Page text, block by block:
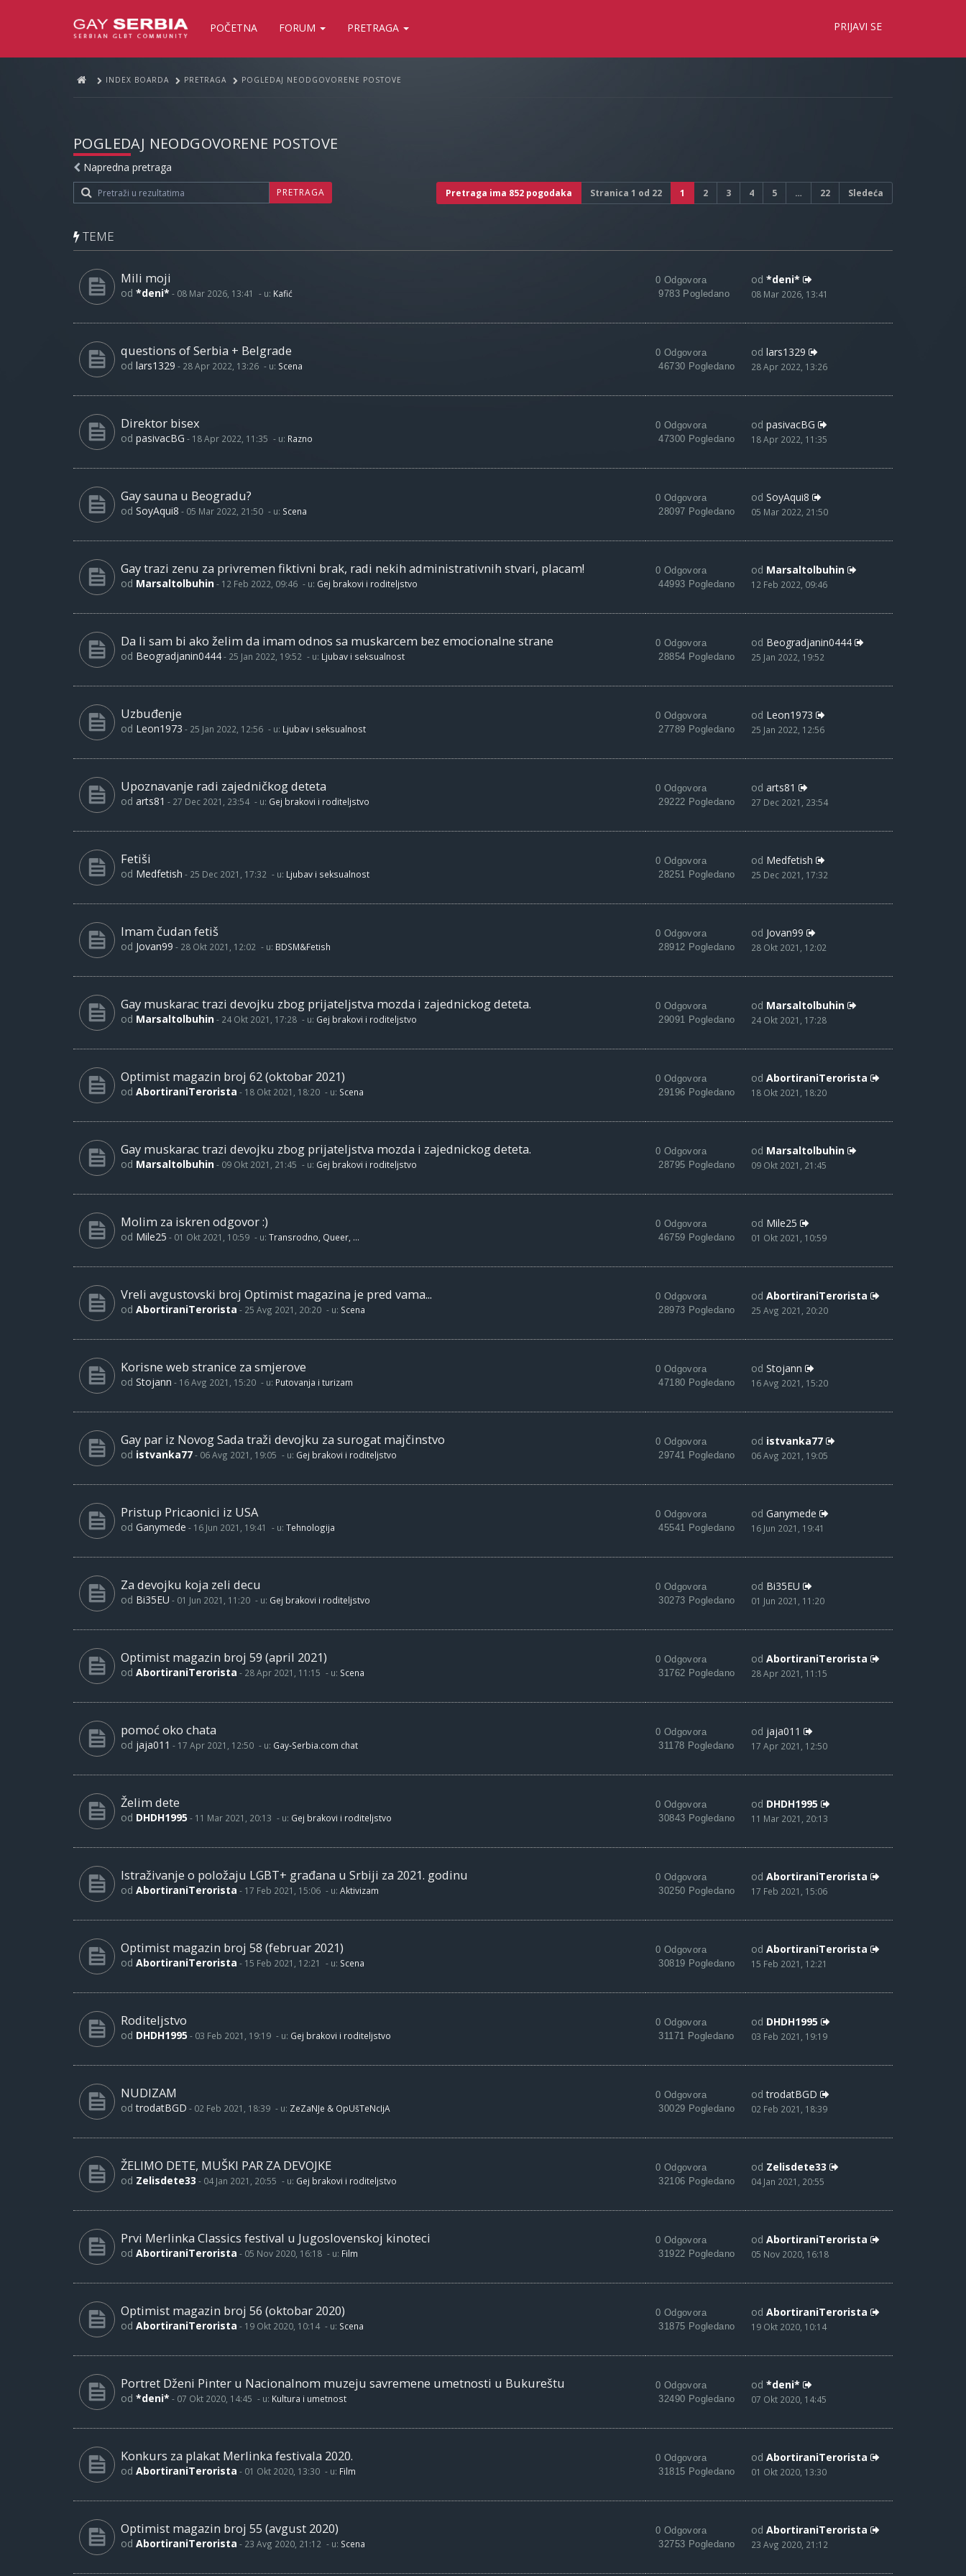
POČETNA FORUM PRETRAGA PRIJAVI SE
INDEX BOARDA PRETRAGA POGLEDAJ NEODGOVORENE POSTOVE
POGLEDAJ NEODGOVORENE POSTOVE
Napredna pretraga
PRETRAGA Pretraga ima 852 pogodaka Stranica 1 od 22 1 2 3 4 5 … 22 Sledeća
TEME
Mili moji
od *deni* - 08 Mar 2026, 13:41 - u: Kafić
0 Odgovora
9783 Pogledano
od *deni*
08 Mar 2026, 13:41
questions of Serbia + Belgrade
od lars1329 - 28 Apr 2022, 13:26 - u: Scena
0 Odgovora
46730 Pogledano
od lars1329
28 Apr 2022, 13:26
Direktor bisex
od pasivacBG - 18 Apr 2022, 11:35 - u: Razno
0 Odgovora
47300 Pogledano
od pasivacBG
18 Apr 2022, 11:35
Gay sauna u Beogradu?
od SoyAqui8 - 05 Mar 2022, 21:50 - u: Scena
0 Odgovora
28097 Pogledano
od SoyAqui8
05 Mar 2022, 21:50
Gay trazi zenu za privremen fiktivni brak, radi nekih administrativnih stvari, placam!
od Marsaltolbuhin- 12 Feb 2022, 09:46 - u: Gej brakovi i roditeljstvo
0 Odgovora
44993 Pogledano
od Marsaltolbuhin
12 Feb 2022, 09:46
Da li sam bi ako želim da imam odnos sa muskarcem bez emocionalne strane
od Beogradjanin0444- 25 Jan 2022, 19:52 - u: Ljubav i seksualnost
0 Odgovora
28854 Pogledano
od Beogradjanin0444
25 Jan 2022, 19:52
Uzbuđenje
od Leon1973 - 25 Jan 2022, 12:56 - u: Ljubav i seksualnost
0 Odgovora
27789 Pogledano
od Leon1973
25 Jan 2022, 12:56
Upoznavanje radi zajedničkog deteta
od arts81 - 27 Dec 2021, 23:54 - u: Gej brakovi i roditeljstvo
0 Odgovora
29222 Pogledano
od arts81
27 Dec 2021, 23:54
Fetiši
od Medfetish - 25 Dec 2021, 17:32 - u: Ljubav i seksualnost
0 Odgovora
28251 Pogledano
od Medfetish
25 Dec 2021, 17:32
Imam čudan fetiš
od Jovan99 - 28 Okt 2021, 12:02 - u: BDSM&Fetish
0 Odgovora
28912 Pogledano
od Jovan99
28 Okt 2021, 12:02
Gay muskarac trazi devojku zbog prijateljstva mozda i zajednickog deteta.
od Marsaltolbuhin- 24 Okt 2021, 17:28 - u: Gej brakovi i roditeljstvo
0 Odgovora
29091 Pogledano
od Marsaltolbuhin
24 Okt 2021, 17:28
Optimist magazin broj 62 (oktobar 2021)
od AbortiraniTerorista - 18 Okt 2021, 18:20 - u: Scena
0 Odgovora
29196 Pogledano
od AbortiraniTerorista
18 Okt 2021, 18:20
Gay muskarac trazi devojku zbog prijateljstva mozda i zajednickog deteta.
od Marsaltolbuhin- 09 Okt 2021, 21:45 - u: Gej brakovi i roditeljstvo
0 Odgovora
28795 Pogledano
od Marsaltolbuhin
09 Okt 2021, 21:45
Molim za iskren odgovor :)
od Mile25 - 01 Okt 2021, 10:59 - u: Transrodno, Queer, ...
0 Odgovora
46759 Pogledano
od Mile25
01 Okt 2021, 10:59
Vreli avgustovski broj Optimist magazina je pred vama...
od AbortiraniTerorista - 25 Avg 2021, 20:20 - u: Scena
0 Odgovora
28973 Pogledano
od AbortiraniTerorista
25 Avg 2021, 20:20
Korisne web stranice za smjerove
od Stojann - 16 Avg 2021, 15:20 - u: Putovanja i turizam
0 Odgovora
47180 Pogledano
od Stojann
16 Avg 2021, 15:20
Gay par iz Novog Sada traži devojku za surogat majčinstvo
od istvanka77- 06 Avg 2021, 19:05 - u: Gej brakovi i roditeljstvo
0 Odgovora
29741 Pogledano
od istvanka77
06 Avg 2021, 19:05
Pristup Pricaonici iz USA
od Ganymede - 16 Jun 2021, 19:41 - u: Tehnologija
0 Odgovora
45541 Pogledano
od Ganymede
16 Jun 2021, 19:41
Za devojku koja zeli decu
od Bi35EU - 01 Jun 2021, 11:20 - u: Gej brakovi i roditeljstvo
0 Odgovora
30273 Pogledano
od Bi35EU
01 Jun 2021, 11:20
Optimist magazin broj 59 (april 2021)
od AbortiraniTerorista - 28 Apr 2021, 11:15 - u: Scena
0 Odgovora
31762 Pogledano
od AbortiraniTerorista
28 Apr 2021, 11:15
pomoć oko chata
od jaja011 - 17 Apr 2021, 12:50 - u: Gay-Serbia.com chat
0 Odgovora
31178 Pogledano
od jaja011
17 Apr 2021, 12:50
Želim dete
od DHDH1995 - 11 Mar 2021, 20:13 - u: Gej brakovi i roditeljstvo
0 Odgovora
30843 Pogledano
od DHDH1995
11 Mar 2021, 20:13
Istraživanje o položaju LGBT+ građana u Srbiji za 2021. godinu
od AbortiraniTerorista - 17 Feb 2021, 15:06 - u: Aktivizam
0 Odgovora
30250 Pogledano
od AbortiraniTerorista
17 Feb 2021, 15:06
Optimist magazin broj 58 (februar 2021)
od AbortiraniTerorista - 15 Feb 2021, 12:21 - u: Scena
0 Odgovora
30819 Pogledano
od AbortiraniTerorista
15 Feb 2021, 12:21
Roditeljstvo
od DHDH1995 - 03 Feb 2021, 19:19 - u: Gej brakovi i roditeljstvo
0 Odgovora
31171 Pogledano
od DHDH1995
03 Feb 2021, 19:19
NUDIZAM
odtrodatBGD - 02 Feb 2021, 18:39 - u: ZeZaNJe & OpUšTeNcIjA
0 Odgovora
30029 Pogledano
odtrodatBGD
02 Feb 2021, 18:39
ŽELIMO DETE, MUŠKI PAR ZA DEVOJKE
od Zelisdete33 - 04 Jan 2021, 20:55 - u: Gej brakovi i roditeljstvo
0 Odgovora
32106 Pogledano
od Zelisdete33
04 Jan 2021, 20:55
Prvi Merlinka Classics festival u Jugoslovenskoj kinoteci
od AbortiraniTerorista - 05 Nov 2020, 16:18 - u: Film
0 Odgovora
31922 Pogledano
od AbortiraniTerorista
05 Nov 2020, 16:18
Optimist magazin broj 56 (oktobar 2020)
od AbortiraniTerorista - 19 Okt 2020, 10:14 - u: Scena
0 Odgovora
31875 Pogledano
od AbortiraniTerorista
19 Okt 2020, 10:14
Portret Dženi Pinter u Nacionalnom muzeju savremene umetnosti u Bukureštu
od *deni* - 07 Okt 2020, 14:45 - u: Kultura i umetnost
0 Odgovora
32490 Pogledano
od *deni*
07 Okt 2020, 14:45
Konkurs za plakat Merlinka festivala 2020.
od AbortiraniTerorista - 01 Okt 2020, 13:30 - u: Film
0 Odgovora
31815 Pogledano
od AbortiraniTerorista
01 Okt 2020, 13:30
Optimist magazin broj 55 (avgust 2020)
od AbortiraniTerorista - 23 Avg 2020, 21:12 - u: Scena
0 Odgovora
32753 Pogledano
od AbortiraniTerorista
23 Avg 2020, 21:12